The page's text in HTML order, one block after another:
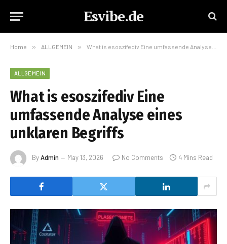
Esvibe.de
Home » ALLGEMEIN » What is esoszifediv Eine umfassende Analyse eines unklaren Begriffs
ALLGEMEIN
What is esoszifediv Eine
umfassende Analyse eines
unklaren Begriffs
ByAdmin May 13, 2026 No Comments 4 Mins Read